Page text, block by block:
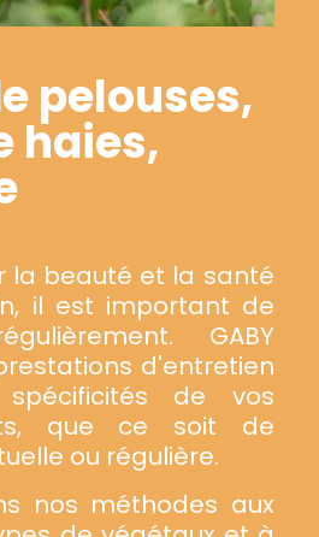
pelouses,
haies,
la beauté et la santé
il est important de
GABY
d'entretien
de vos
que ce soit de
ou régulière.
nos méthodes aux